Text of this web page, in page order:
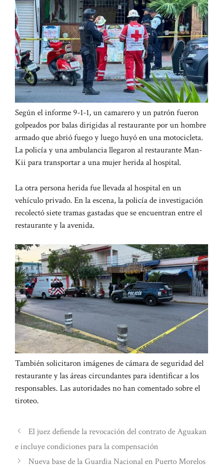
Según el informe 9-1-1, un camarero y un patrón fueron
golpeados por balas dirigidas al restaurante por un hombre
armado que abrió fuego y luego huyó en una motocicleta.
La policía y una ambulancia llegaron al restaurante Man-
Kii para transportar a una mujer herida al hospital.
La otra persona herida fue llevada al hospital en un
vehículo privado. En la escena, la policía de investigación
recolectó siete tramas gastadas que se encuentran entre el
restaurante y la avenida.
También solicitaron imágenes de cámara de seguridad del
restaurante y las áreas circundantes para identificar a los
responsables. Las autoridades no han comentado sobre el
tiroteo.
El juez defiende la revocación del contrato de Aguakan
e incluye condiciones para la compensación
Nueva base de la Guardia Nacional en Puerto Morelos